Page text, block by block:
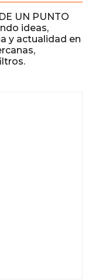
UN PUNTO
ideas,
y actualidad en